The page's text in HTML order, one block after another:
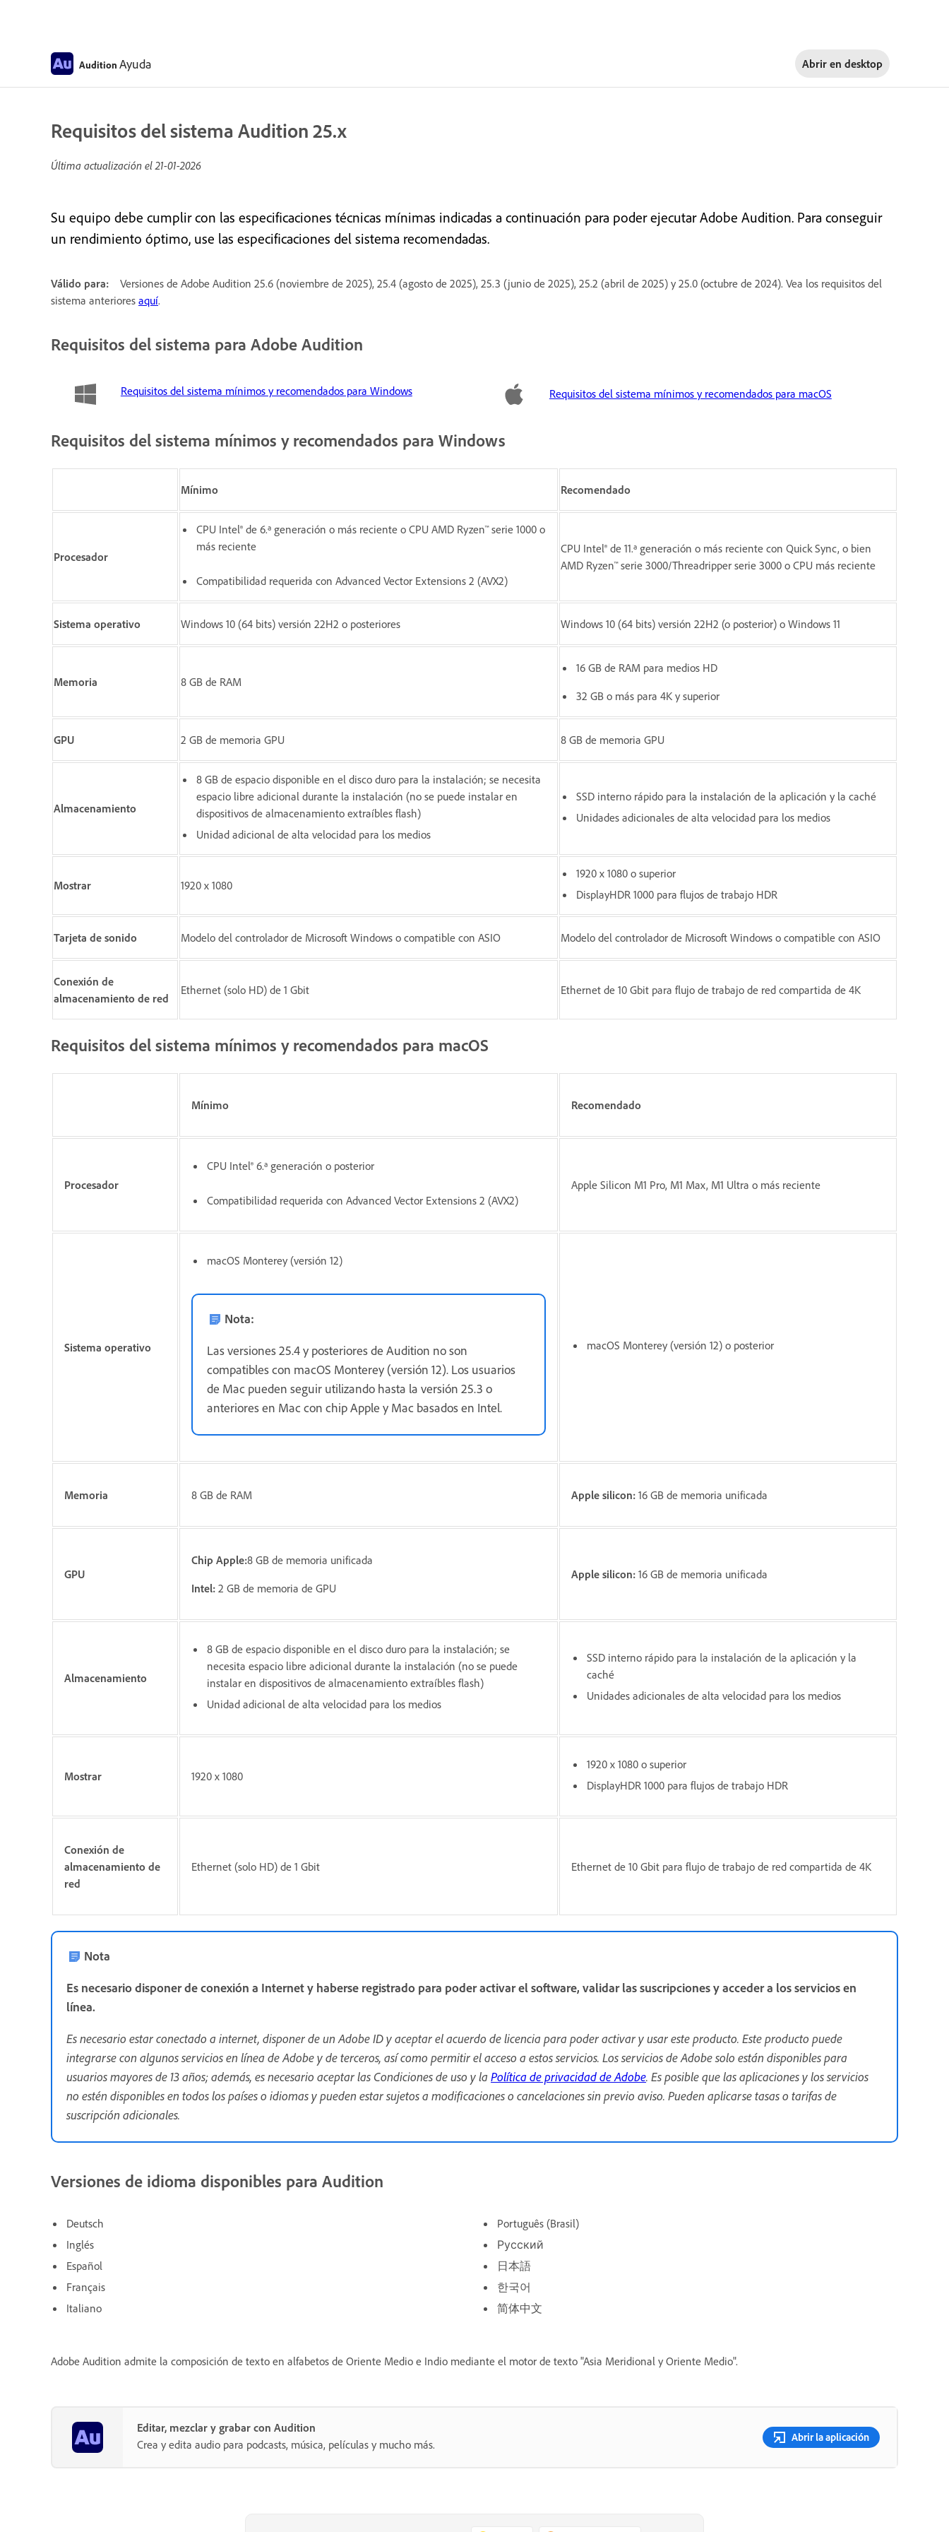
Audition Ayuda Abrir en desktop
Requisitos del sistema Audition 25.x
Última actualización el21-01-2026
Su equipo debe cumplir con las especificaciones técnicas mínimas indicadas a continuación para poder ejecutar Adobe Audition. Para conseguir
un rendimiento óptimo, use las especificaciones del sistema recomendadas.
Válido para:
Versiones de Adobe Audition 25.6 (noviembre de 2025), 25.4 (agosto de 2025), 25.3 (junio de 2025), 25.2 (abril de 2025) y 25.0 (octubre de 2024). Vea los requisitos del
sistema anteriores aquí.
Requisitos del sistema para Adobe Audition
Requisitos del sistema mínimos y recomendados para Windows Requisitos del sistema mínimos y recomendados para macOS
Requisitos del sistema mínimos y recomendados para Windows
Mínimo Recomendado
Procesador
CPU Intel® de 6.ª generación o más reciente o CPU AMD Ryzen™ serie 1000 o
más reciente
Compatibilidad requerida con Advanced Vector Extensions 2 (AVX2)
CPU Intel® de 11.ª generación o más reciente con Quick Sync, o bien
AMD Ryzen™ serie 3000/Threadripper serie 3000 o CPU más reciente
Sistema operativo Windows 10 (64 bits) versión 22H2 o posteriores Windows 10 (64 bits) versión 22H2 (o posterior) o Windows 11
Memoria 8 GB de RAM
16 GB de RAM para medios HD
32 GB o más para 4K y superior
GPU 2 GB de memoria GPU 8 GB de memoria GPU
Almacenamiento
8 GB de espacio disponible en el disco duro para la instalación; se necesita
espacio libre adicional durante la instalación (no se puede instalar en
dispositivos de almacenamiento extraíbles flash)
Unidad adicional de alta velocidad para los medios
SSD interno rápido para la instalación de la aplicación y la caché
Unidades adicionales de alta velocidad para los medios
Mostrar 1920 x 1080
1920 x 1080 o superior
DisplayHDR 1000 para flujos de trabajo HDR
Tarjeta de sonido Modelo del controlador de Microsoft Windows o compatible con ASIO Modelo del controlador de Microsoft Windows o compatible con ASIO
Conexión de
almacenamiento de red
Ethernet (solo HD) de 1 Gbit Ethernet de 10 Gbit para flujo de trabajo de red compartida de 4K
Requisitos del sistema mínimos y recomendados para macOS
Mínimo Recomendado
Procesador
CPU Intel® 6.ª generación o posterior
Compatibilidad requerida con Advanced Vector Extensions 2 (AVX2)
Apple Silicon M1 Pro, M1 Max, M1 Ultra o más reciente
Sistema operativo
macOS Monterey (versión 12)
Nota:
Las versiones 25.4 y posteriores de Audition no son
compatibles con macOS Monterey (versión 12). Los usuarios
de Mac pueden seguir utilizando hasta la versión 25.3 o
anteriores en Mac con chip Apple y Mac basados en Intel.
macOS Monterey (versión 12) o posterior
Memoria 8 GB de RAM Apple silicon: 16 GB de memoria unificada
GPU
Chip Apple:8 GB de memoria unificada
Intel: 2 GB de memoria de GPU
Apple silicon: 16 GB de memoria unificada
Almacenamiento
8 GB de espacio disponible en el disco duro para la instalación; se
necesita espacio libre adicional durante la instalación (no se puede
instalar en dispositivos de almacenamiento extraíbles flash)
Unidad adicional de alta velocidad para los medios
SSD interno rápido para la instalación de la aplicación y la
caché
Unidades adicionales de alta velocidad para los medios
Mostrar 1920 x 1080
1920 x 1080 o superior
DisplayHDR 1000 para flujos de trabajo HDR
Conexión de
almacenamiento de
red
Ethernet (solo HD) de 1 Gbit Ethernet de 10 Gbit para flujo de trabajo de red compartida de 4K
Nota
Es necesario disponer de conexión a Internet y haberse registrado para poder activar el software, validar las suscripciones y acceder a los servicios en
línea.
Es necesario estar conectado a internet, disponer de un Adobe ID y aceptar el acuerdo de licencia para poder activar y usar este producto. Este producto puede
integrarse con algunos servicios en línea de Adobe y de terceros, así como permitir el acceso a estos servicios. Los servicios de Adobe solo están disponibles para
usuarios mayores de 13 años; además, es necesario aceptar las Condiciones de uso y la Política de privacidad de Adobe. Es posible que las aplicaciones y los servicios
no estén disponibles en todos los países o idiomas y pueden estar sujetos a modificaciones o cancelaciones sin previo aviso. Pueden aplicarse tasas o tarifas de
suscripción adicionales.
Versiones de idioma disponibles para Audition
Deutsch
Inglés
Español
Français
Italiano
Português (Brasil)
Русский
日本語
한국어
简体中文
Adobe Audition admite la composición de texto en alfabetos de Oriente Medio e Indio mediante el motor de texto "Asia Meridional y Oriente Medio".
Editar, mezclar y grabar con Audition
Crea y edita audio para podcasts, música, películas y mucho más.
Abrir la aplicación